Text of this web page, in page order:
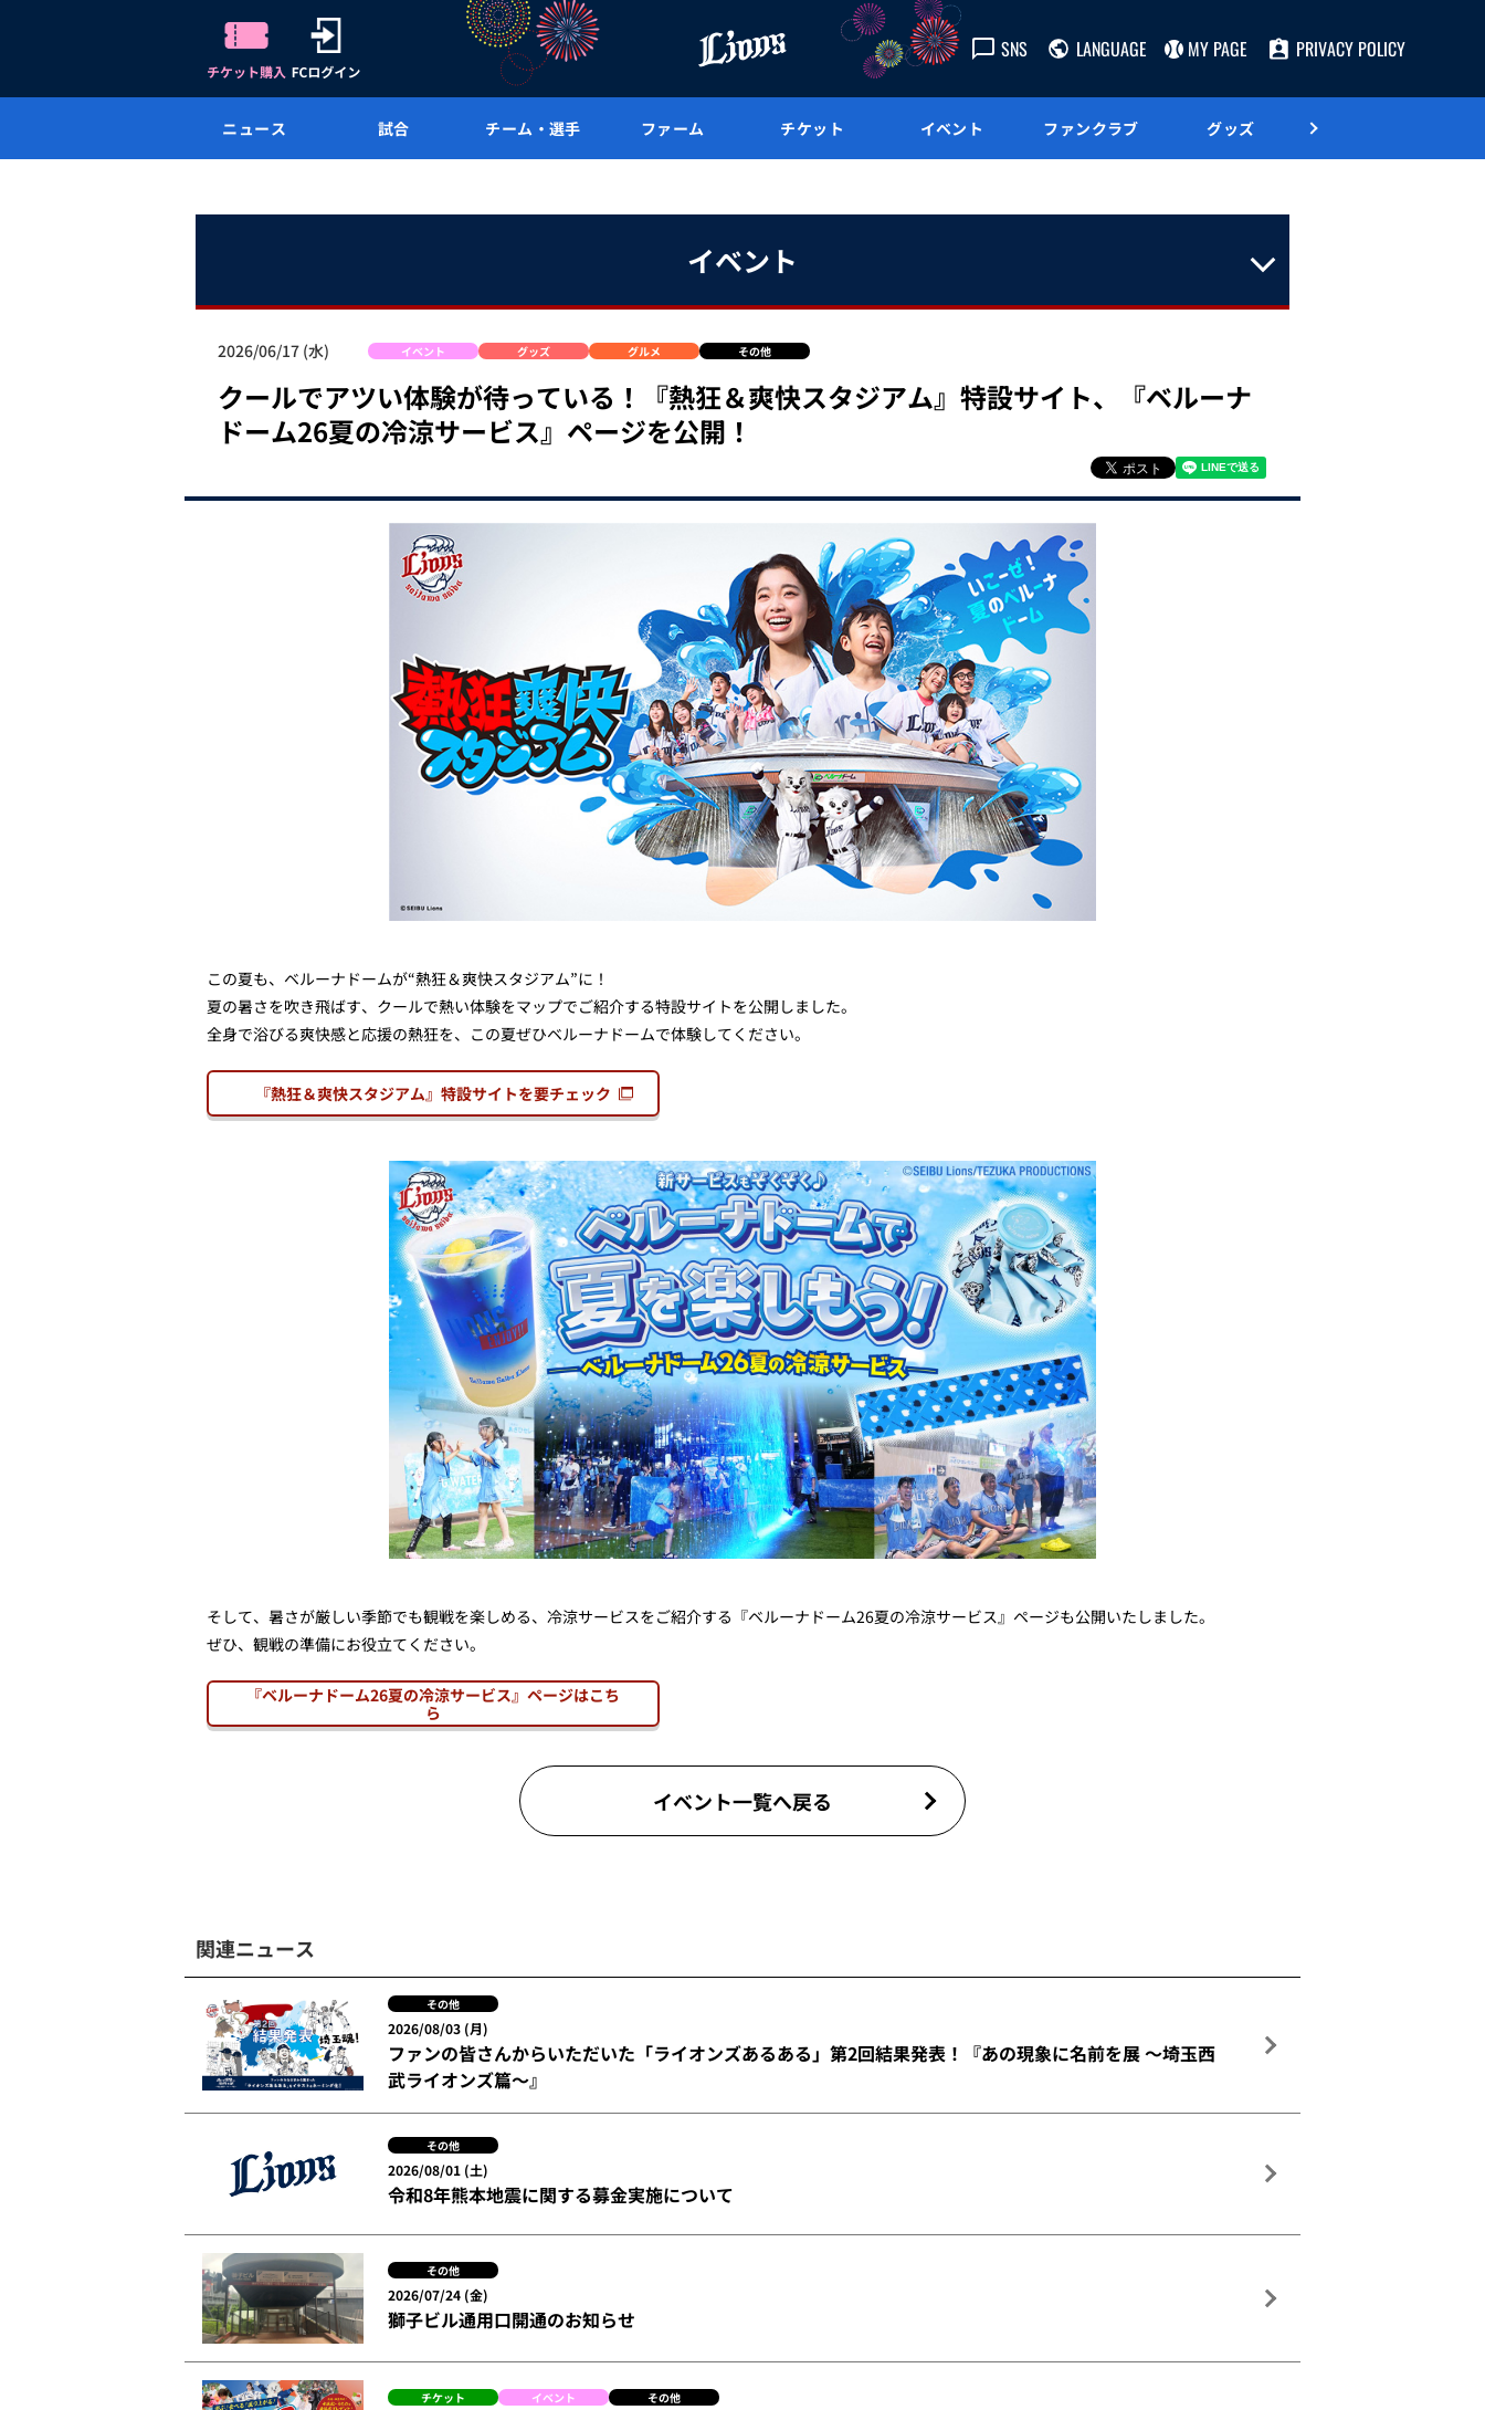
SNS LANGUAGE MY PAGE PRIVACY POLICY
ニュース 試合 チーム・選手 ファーム チケット イベント ファンクラブ グッズ
イベント
2026/06/17 (水) イベント グッズ グルメ その他
クールでアツい体験が待っている！『熱狂＆爽快スタジアム』特設サイト、『ベルーナ
ドーム26夏の冷涼サービス』ページを公開！
この夏も、ベルーナドームが“熱狂＆爽快スタジアム”に！
夏の暑さを吹き飛ばす、クールで熱い体験をマップでご紹介する特設サイトを公開しました。
全身で浴びる爽快感と応援の熱狂を、この夏ぜひベルーナドームで体験してください。
『熱狂＆爽快スタジアム』特設サイトを要チェック
そして、暑さが厳しい季節でも観戦を楽しめる、冷涼サービスをご紹介する『ベルーナドーム26夏の冷涼サービス』ページも公開いたしました。
ぜひ、観戦の準備にお役立てください。
『ベルーナドーム26夏の冷涼サービス』ページはこち
ら
イベント一覧へ戻る
関連ニュース
その他
2026/08/03 (月)
ファンの皆さんからいただいた「ライオンズあるある」第2回結果発表！『あの現象に名前を展 ～埼玉西
武ライオンズ篇～』
その他
2026/08/01 (土)
令和8年熊本地震に関する募金実施について
その他
2026/07/24 (金)
獅子ビル通用口開通のお知らせ
チケット イベント その他